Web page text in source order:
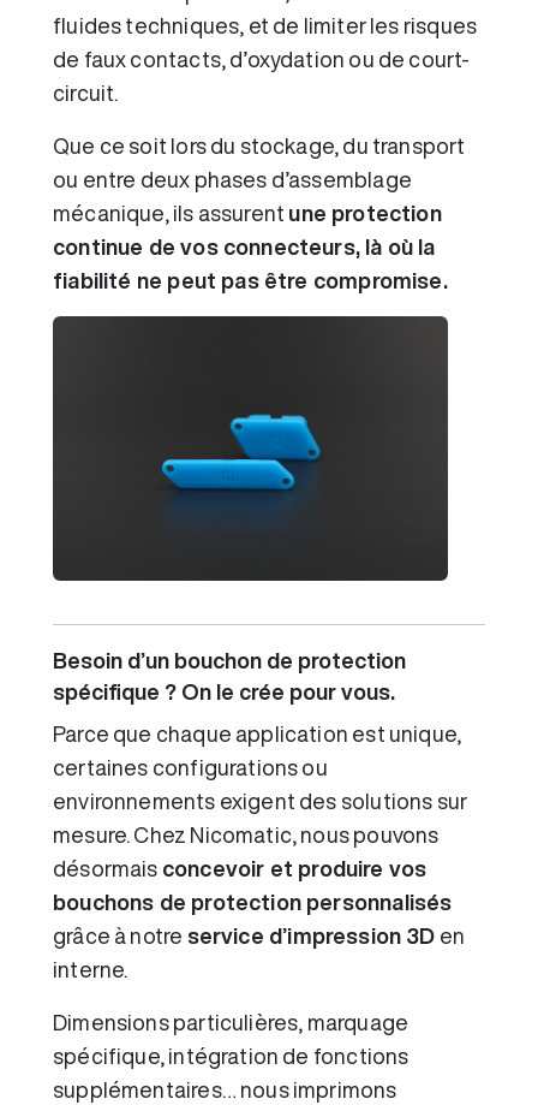
fluides techniques, et de limiter les risques
de faux contacts, d’oxydation ou de court-
circuit.
Que ce soit lors du stockage, du transport
ou entre deux phases d’assemblage
mécanique, ils assurent une protection
continue de vos connecteurs, là où la
fiabilité ne peut pas être compromise.
Besoin d’un bouchon de protection
spécifique ? On le crée pour vous.
Parce que chaque application est unique,
certaines configurations ou
environnements exigent des solutions sur
mesure. Chez Nicomatic, nous pouvons
désormais concevoir et produire vos
bouchons de protection personnalisés
grâce à notre service d’impression 3D en
interne.
Dimensions particulières, marquage
spécifique, intégration de fonctions
supplémentaires… nous imprimons